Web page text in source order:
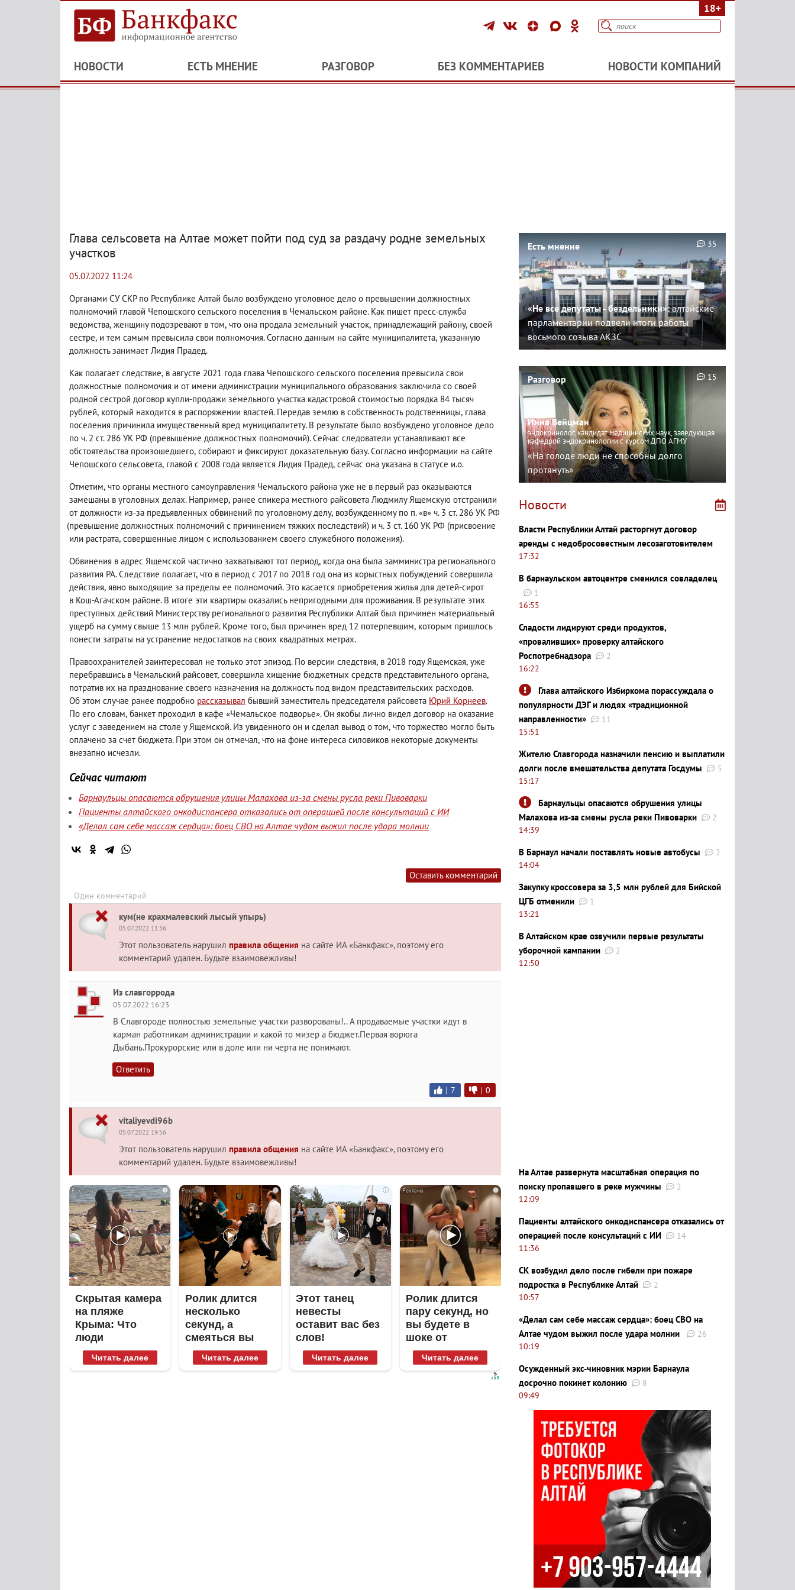
18+
НОВОСТИ ЕСТЬ МНЕНИЕ РАЗГОВОР БЕЗ КОММЕНТАРИЕВ НОВОСТИ КОМПАНИЙ
Глава сельсовета на Алтае может пойти под суд за раздачу родне земельных
участков
05.07.2022 11:24
Органами СУ СКР по Республике Алтай было возбуждено уголовное дело о превышении должностных
полномочий главой Чепошского сельского поселения в Чемальском районе. Как пишет пресс-служба
ведомства, женщину подозревают в том, что она продала земельный участок, принадлежащий району, своей
сестре, и тем самым превысила свои полномочия. Согласно данным на сайте муниципалитета, указанную
должность занимает Лидия Прадед.
Как полагает следствие, в августе 2021 года глава Чепошского сельского поселения превысила свои
должностные полномочия и от имени администрации муниципального образования заключила со своей
родной сестрой договор купли-продажи земельного участка кадастровой стоимостью порядка 84 тысяч
рублей, который находится в распоряжении властей. Передав землю в собственность родственницы, глава
поселения причинила имущественный вред муниципалитету. В результате было возбуждено уголовное дело
по ч. 2 ст. 286 УК РФ (превышение должностных полномочий). Сейчас следователи устанавливают все
обстоятельства произошедшего, собирают и фиксируют доказательную базу. Согласно информации на сайте
Чепошского сельсовета, главой с 2008 года является Лидия Прадед, сейчас она указана в статусе и.о.
Отметим, что органы местного самоуправления Чемальского района уже не в первый раз оказываются
замешаны в уголовных делах. Например, ранее спикера местного райсовета Людмилу Ящемскую отстранили
от должности из-за предъявленных обвинений по уголовному делу, возбужденному по п. «в» ч. 3 ст. 286 УК РФ
(превышение должностных полномочий с причинением тяжких последствий) и ч. 3 ст. 160 УК РФ (присвоение
или растрата, совершенные лицом с использованием своего служебного положения).
Обвинения в адрес Ящемской частично захватывают тот период, когда она была замминистра регионального
развития РА. Следствие полагает, что в период с 2017 по 2018 год она из корыстных побуждений совершила
действия, явно выходящие за пределы ее полномочий. Это касается приобретения жилья для детей-сирот
в Кош-Агачском районе. В итоге эти квартиры оказались непригодными для проживания. В результате этих
преступных действий Министерству регионального развития Республики Алтай был причинен материальный
ущерб на сумму свыше 13 млн рублей. Кроме того, был причинен вред 12 потерпевшим, которым пришлось
понести затраты на устранение недостатков на своих квадратных метрах.
Правоохранителей заинтересовал не только этот эпизод. По версии следствия, в 2018 году Ящемская, уже
перебравшись в Чемальский райсовет, совершила хищение бюджетных средств представительного органа,
потратив их на празднование своего назначения на должность под видом представительских расходов.
Об этом случае ранее подробно рассказывал бывший заместитель председателя райсовета Юрий Корнеев.
По его словам, банкет проходил в кафе «Чемальское подворье». Он якобы лично видел договор на оказание
услуг с заведением на столе у Ящемской. Из увиденного он и сделал вывод о том, что торжество могло быть
оплачено за счет бюджета. При этом он отмечал, что на фоне интереса силовиков некоторые документы
внезапно исчезли.
Сейчас читают
Барнаульцы опасаются обрушения улицы Малахова из-за смены русла реки Пивоварки
Пациенты алтайского онкодиспансера отказались от операцией после консультаций с ИИ
«Делал сам себе массаж сердца»: боец СВО на Алтае чудом выжил после удара молнии
Оставить комментарий
Один комментарий
кум(не крахмалевский лысый упырь)
05.07.2022 11:36
Этот пользователь нарушил правила общения на сайте ИА «Банкфакс», поэтому его
комментарий удален. Будьте взаимовежливы!
Из славгоррода
05.07.2022 16:23
В Славгороде полностью земельные участки разворованы!.. А продаваемые участки идут в
карман работникам администрации и какой то мизер а бюджет.Первая ворюга
Дыбань.Прокурорские или в доле или ни черта не понимают.
Ответить
| 7 | 0
vitaliyevdi96b
05.07.2022 19:56
Этот пользователь нарушил правила общения на сайте ИА «Банкфакс», поэтому его
комментарий удален. Будьте взаимовежливы!
i
Скрытая камера
на пляже
Крыма: Что
люди
вытворяют,
когда их не
Читать далее
i
Ролик длится
несколько
секунд, а
смеяться вы
будете долго
Читать далее
i
Этот танец
невесты
оставит вас без
слов!
Пересмотрела
10 раз
Читать далее
i
Ролик длится
пару секунд, но
вы будете в
шоке от
увиденного
Читать далее
Есть мнение
«Не все депутаты - бездельники»:алтайские
парламентарии подвели итоги работы
восьмого созыва АКЗС
35
Разговор
Инна Вейцман
эндокринолог, кандидат медицинских наук, заведующая
кафедрой эндокринологии с курсом ДПО АГМУ
«На голоде люди не способны долго
протянуть»
15
Новости
Власти Республики Алтай расторгнут договор
аренды с недобросовестным лесозаготовителем
17:32
В барнаульском автоцентре сменился совладелец
1
16:55
Сладости лидируют среди продуктов,
«проваливших» проверку алтайского
Роспотребнадзора
2
16:22
Глава алтайского Избиркома порассуждала о
популярности ДЭГ и людях «традиционной
направленности»
11
15:51
Жителю Славгорода назначили пенсию и выплатили
долги после вмешательства депутата Госдумы
5
15:17
Барнаульцы опасаются обрушения улицы
Малахова из-за смены русла реки Пивоварки
2
14:39
В Барнаул начали поставлять новые автобусы
2
14:04
Закупку кроссовера за 3,5 млн рублей для Бийской
ЦГБ отменили
1
13:21
В Алтайском крае озвучили первые результаты
уборочной кампании
2
12:50
На Алтае развернута масштабная операция по
поиску пропавшего в реке мужчины
2
12:09
Пациенты алтайского онкодиспансера отказались от
операцией после консультаций с ИИ
14
11:36
СК возбудил дело после гибели при пожаре
подростка в Республике Алтай
2
10:57
«Делал сам себе массаж сердца»: боец СВО на
Алтае чудом выжил после удара молнии
26
10:19
Осужденный экс-чиновник мэрии Барнаула
досрочно покинет колонию
8
09:49